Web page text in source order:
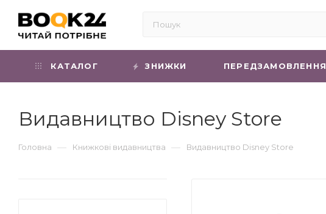
КАТАЛОГ ЗНИЖКИ ПЕРЕДЗАМОВЛЕННЯ
Видавництво Disney Store
Головна — Книжкові видавництва — Видавництво Disney Store